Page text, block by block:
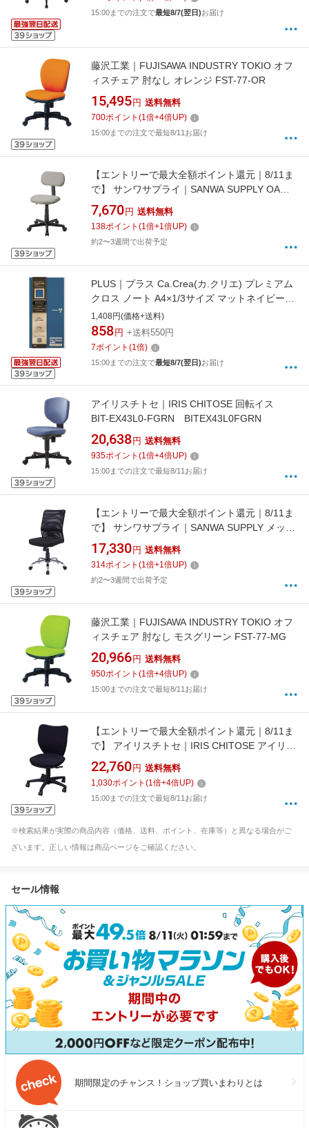
15:00までの注文で最短8/7(翌日)お届け
藤沢工業｜FUJISAWA INDUSTRY TOKIO オフ
ィスチェア 肘なし オレンジ FST-77-OR
15,495 円 送料無料
700ポイント (1倍+4倍UP)
15:00までの注文で最短8/11お届け
【エントリーで最大全額ポイント還元｜8/11ま
で】 サンワサプライ｜SANWA SUPPLY OAチ
ェア [W520xD520xH720〜810mm] ライトグレ
ー SNC-A1LGY[SNCA1LGY]
7,670 円 送料無料
138ポイント (1倍+1倍UP)
約2〜3週間で出荷予定
PLUS｜プラス Ca.Crea(カ.クリエ) プレミアム
クロス ノート A4×1/3サイズ マットネイビー
NO-605GP [5mm /方眼罫線]
1,408円(価格+送料)
858 円 +送料550円
7ポイント (1倍)
15:00までの注文で最短8/7(翌日)お届け
アイリスチトセ｜IRIS CHITOSE 回転イス
BIT-EX43L0-FGRN BITEX43L0FGRN
20,638 円 送料無料
935ポイント (1倍+4倍UP)
15:00までの注文で最短8/11お届け
【エントリーで最大全額ポイント還元｜8/11ま
で】 サンワサプライ｜SANWA SUPPLY メッシ
ュOAチェア （肘掛なし・ブラック） SNC-
NET16BK[SNCNET16BK]
17,330 円 送料無料
314ポイント (1倍+1倍UP)
約2〜3週間で出荷予定
藤沢工業｜FUJISAWA INDUSTRY TOKIO オフ
ィスチェア 肘なし モスグリーン FST-77-MG
20,966 円 送料無料
950ポイント (1倍+4倍UP)
15:00までの注文で最短8/11お届け
【エントリーで最大全額ポイント還元｜8/11ま
で】 アイリスチトセ｜IRIS CHITOSE アイリス
チトセ オフィスチェア ミドルバックタイ
プ ブラック BIT-BX45-L0-F-BKBK
22,760 円 送料無料
1,030ポイント (1倍+4倍UP)
15:00までの注文で最短8/11お届け
※検索結果が実際の商品内容（価格、送料、ポイント、在庫等）と異なる場合がご
ざいます。正しい情報は商品ページをご確認ください。
セール情報
期間限定のチャンス！ショップ買いまわりとは